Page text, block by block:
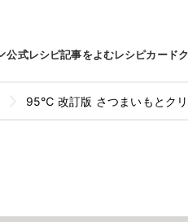
公式レシピ記事をよむレシピカード
95℃ 改訂版 さつまいもとク